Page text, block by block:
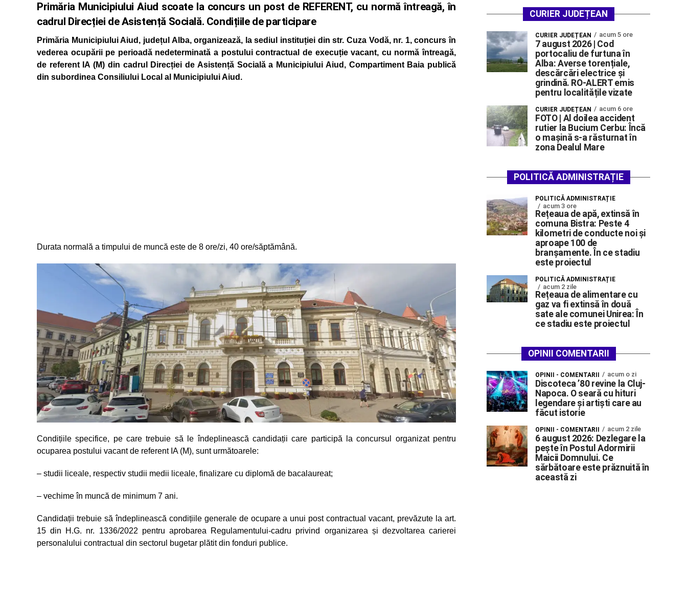
Primăria Municipiului Aiud scoate la concurs un post de REFERENT, cu normă întreagă, în
cadrul Direcției de Asistență Socială. Condițiile de participare
Primăria Municipiului Aiud, județul Alba, organizează, la sediul instituției din str. Cuza Vodă, nr. 1, concurs în
vederea ocupării pe perioadă nedeterminată a postului contractual de execuție vacant, cu normă întreagă,
de referent IA (M) din cadrul Direcției de Asistență Socială a Municipiului Aiud, Compartiment Baia publică
din subordinea Consiliului Local al Municipiului Aiud.
Durata normală a timpului de muncă este de 8 ore/zi, 40 ore/săptămână.
Condițiile specifice, pe care trebuie să le îndeplinească candidații care participă la concursul organizat pentru
ocuparea postului vacant de referent IA (M), sunt următoarele:
– studii liceale, respectiv studii medii liceale, finalizare cu diplomă de bacalaureat;
– vechime în muncă de minimum 7 ani.
Candidații trebuie să îndeplinească condițiile generale de ocupare a unui post contractual vacant, prevăzute la art.
15 din H.G. nr. 1336/2022 pentru aprobarea Regulamentului-cadru privind organizarea și dezvoltarea carierei
personalului contractual din sectorul bugetar plătit din fonduri publice.
CURIER JUDEȚEAN
CURIER JUDEȚEAN acum 5 ore
7 august 2026 | Cod
portocaliu de furtuna în
Alba: Averse torențiale,
descărcări electrice și
grindină. RO-ALERT emis
pentru localitățile vizate
CURIER JUDEȚEAN acum 6 ore
FOTO | Al doilea accident
rutier la Bucium Cerbu: Încă
o mașină s-a răsturnat în
zona Dealul Mare
POLITICĂ ADMINISTRAȚIE
POLITICĂ ADMINISTRAȚIE
acum 3 ore
Rețeaua de apă, extinsă în
comuna Bistra: Peste 4
kilometri de conducte noi și
aproape 100 de
branșamente. În ce stadiu
este proiectul
POLITICĂ ADMINISTRAȚIE
acum 2 zile
Rețeaua de alimentare cu
gaz va fi extinsă în două
sate ale comunei Unirea: În
ce stadiu este proiectul
OPINII COMENTARII
OPINII - COMENTARII acum o zi
Discoteca ’80 revine la Cluj-
Napoca. O seară cu hituri
legendare și artiști care au
făcut istorie
OPINII - COMENTARII acum 2 zile
6 august 2026: Dezlegare la
pește în Postul Adormirii
Maicii Domnului. Ce
sărbătoare este prăznuită în
această zi